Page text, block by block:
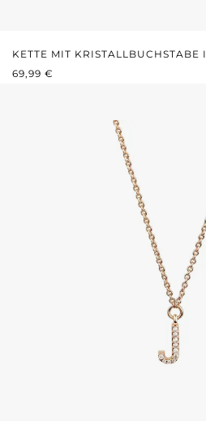
KETTE MIT KRISTALLBUCHSTABE I
REGULÄRER PREIS:
69,99 €